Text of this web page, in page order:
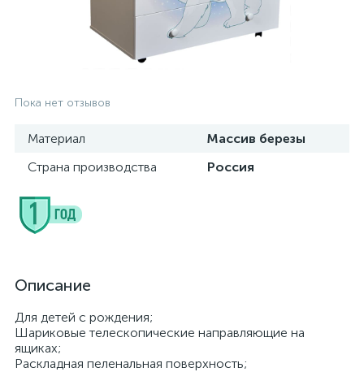
Пока нет отзывов
Материал
Массив березы
Страна производства
Россия
Описание
Для детей с рождения;
Шариковые телескопические направляющие на
ящиках;
Раскладная пеленальная поверхность;